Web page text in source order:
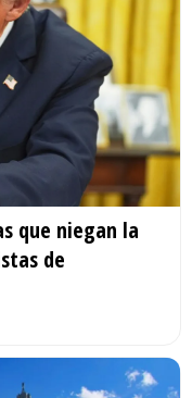
que niegan la
de